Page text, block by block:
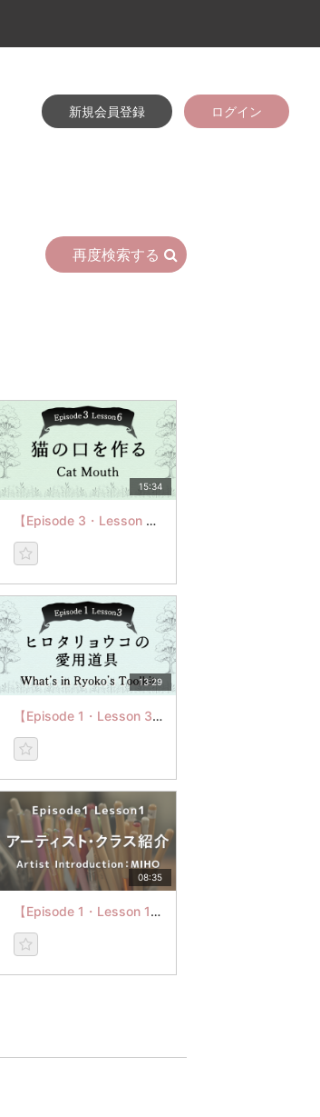
新規会員登録 ログイン
再度検索する
15:34
【Episode 3・Lesson 6】猫の口を作る
13:29
【Episode 1・Lesson 3】ヒロタリョウコの愛用道具
08:35
【Episode 1・Lesson 1】アーティスト・クラス紹介